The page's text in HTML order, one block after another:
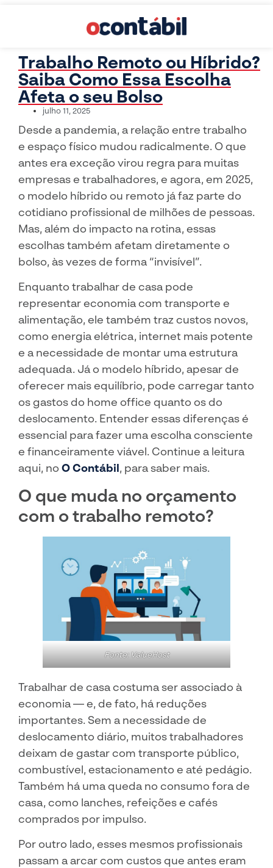
Trabalho Remoto ou Híbrido?
Saiba Como Essa Escolha
Afeta o seu Bolso
julho 11, 2025
Desde a pandemia, a relação entre trabalho
e espaço físico mudou radicalmente. O que
antes era exceção virou regra para muitas
empresas e trabalhadores, e agora, em 2025,
o modelo híbrido ou remoto já faz parte do
cotidiano profissional de milhões de pessoas.
Mas, além do impacto na rotina, essas
escolhas também afetam diretamente o
bolso, às vezes de forma “invisível”.
Enquanto trabalhar de casa pode
representar economia com transporte e
alimentação, ele também traz custos novos,
como energia elétrica, internet mais potente
e a necessidade de montar uma estrutura
adequada. Já o modelo híbrido, apesar de
oferecer mais equilíbrio, pode carregar tanto
os gastos do home office quanto os do
deslocamento. Entender essas diferenças é
essencial para fazer uma escolha consciente
e financeiramente viável. Continue a leitura
aqui, noO Contábil, para saber mais.
O que muda no orçamento
com o trabalho remoto?
Fonte: ValueHost
Trabalhar de casa costuma ser associado à
economia — e, de fato, há reduções
importantes. Sem a necessidade de
deslocamento diário, muitos trabalhadores
deixam de gastar com transporte público,
combustível, estacionamento e até pedágio.
Também há uma queda no consumo fora de
casa, como lanches, refeições e cafés
comprados por impulso.
Por outro lado, esses mesmos profissionais
passam a arcar com custos que antes eram